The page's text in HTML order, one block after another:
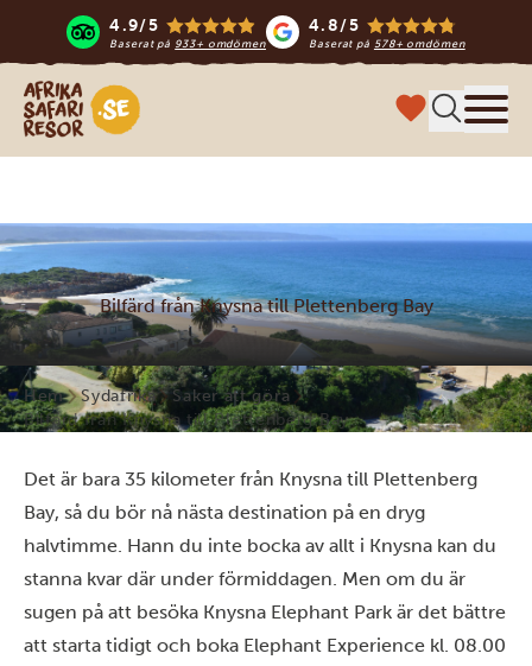
4.9/5
Baserat på 933+ omdömen
4.8/5
Baserat på 578+ omdömen
Safari-resor i Afrika
Bilfärd från Knysna till Plettenberg Bay
Hem Sydafrika
Saker att göra
Bilfärd från Knysna till Plettenberg Bay
Det är bara 35 kilometer från Knysna till Plettenberg
Bay, så du bör nå nästa destination på en dryg
halvtimme. Hann du inte bocka av allt i Knysna kan du
stanna kvar där under förmiddagen. Men om du är
sugen på att besöka Knysna Elephant Park är det bättre
att starta tidigt och boka Elephant Experience kl. 08.00